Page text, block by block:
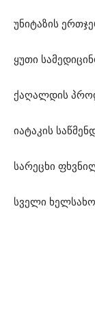
უნიტაზის
ყუთი
ქაღალდის
იატაკის
სარეცხი
სველი